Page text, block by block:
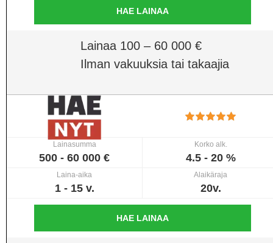
HAE LAINAA
Lainaa 100 – 60 000 €
Ilman vakuuksia tai takaajia
Lainasumma
500 - 60 000 €
Korko alk.
4.5 - 20 %
Laina-aika
1 - 15 v.
Alaikäraja
20v.
HAE LAINAA